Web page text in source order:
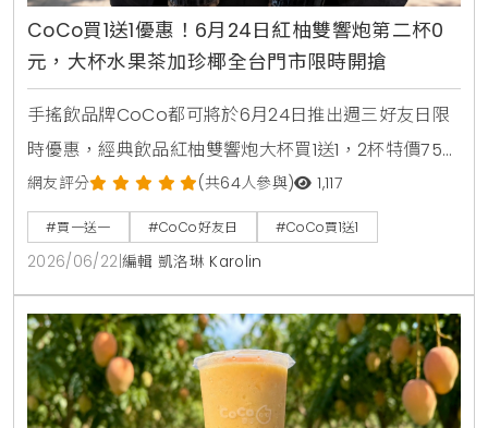
CoCo買1送1優惠！6月24日紅柚雙響炮第二杯0
元，大杯水果茶加珍椰全台門市限時開搶
手搖飲品牌CoCo都可將於6月24日推出週三好友日限
時優惠，經典飲品紅柚雙響炮大杯買1送1，2杯特價75
元。消費者透過官方LINE帳號領取優惠券，即可在線上
點餐平台享有第二杯0元優惠，每人限領2張。
網友評分 (共64人參與) 1,117
#買一送一 #CoCo好友日 #CoCo買1送1
2026/06/22 編輯 凱洛琳 Karolin